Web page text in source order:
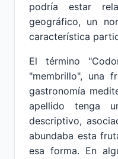
podría estar
geográfico, un
característica
El término
"membrillo", una
gastronomía
apellido tenga
descriptivo,
abundaba esta
esa forma. En